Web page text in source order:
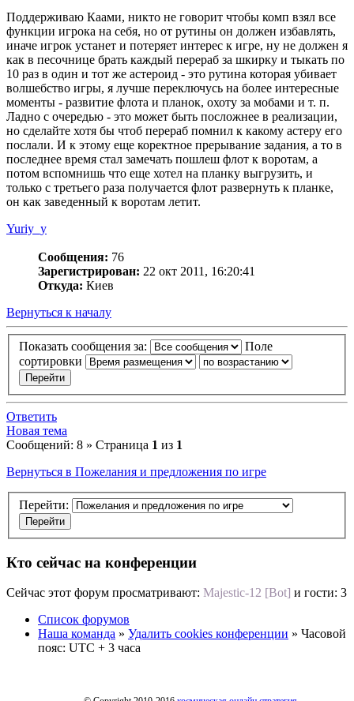
Поддерживаю Каами, никто не говорит чтобы комп взял все
функции игрока на себя, но от рутины он должен избавлять,
иначе игрок устанет и потеряет интерес к игре, ну не должен я
как в песочнице брать каждый перераб за шкирку и тыкать по
10 раз в один и тот же астероид - это рутина которая убивает
волшебство игры, я лучше переключусь на более интересные
моменты - развитие флота и планок, охоту за мобами и т. п.
Ладно с очередью - это может быть посложнее в реализации,
но сделайте хотя бы чтоб перераб помнил к какому астеру его
послали. И к этому еще коректное прерывание задания, а то в
последнее время стал замечать пошлеш флот к воротам, а
потом вспомнишь что еще хотел на планку выгрузить, и
только с третьего раза получается флот развернуть к планке,
он как заведенный к воротам летит.
Yuriy_y
Сообщения: 76
Зарегистрирован: 22 окт 2011, 16:20:41
Откуда: Киев
Вернуться к началу
Показать сообщения за:
Поле
сортировки
Ответить
Новая тема
Сообщений: 8 » Страница 1 из 1
Вернуться в Пожелания и предложения по игре
Перейти:
Кто сейчас на конференции
Сейчас этот форум просматривают: Majestic-12 [Bot] и гости: 3
Список форумов
Наша команда » Удалить cookies конференции » Часовой
пояс: UTC + 3 часа